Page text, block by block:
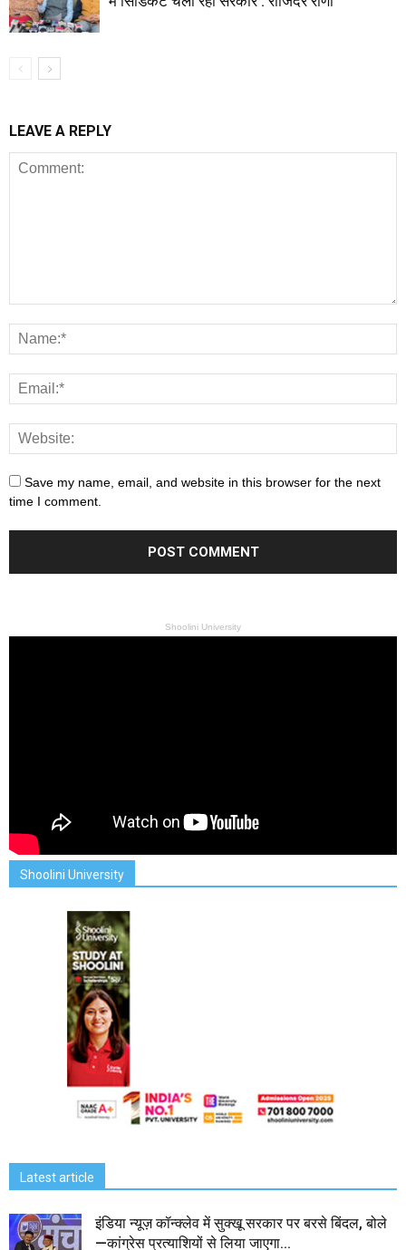
LEAVE A REPLY
Save my name, email, and website in this browser for the next
time I comment.
Shoolini University
Shoolini University
Latest article
इंडिया न्यूज़ कॉन्क्लेव में सुक्खू सरकार पर बरसे बिंदल, बोले
—कांग्रेस प्रत्याशियों से लिया जाएगा...